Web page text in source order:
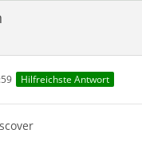
Hilfreichste Antwort